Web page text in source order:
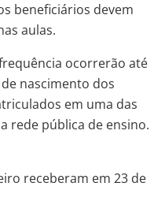
beneficiários devem
aulas.
ocorrerão até
nascimento dos
em uma das
rede pública de ensino.
receberam em 23 de